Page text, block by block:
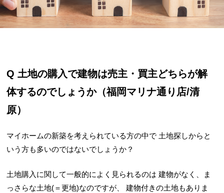
Q 土地の購入で建物は売主・買主どちらが解
体するのでしょうか（福岡マリナ通り店/清
原）
マイホームの新築を考えられている方の中で 土地探しからと
いう方も多いのではないでしょうか？
土地購入に関して一般的によく見られるのは 建物がなく、ま
っさらな土地(＝更地)なのですが、
建物付きの土地もありま